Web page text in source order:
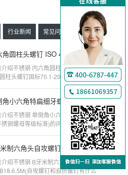
行业新闻 常见问题
角圆柱头螺钉 ISO 4762 09-04
绍不锈钢 内六角圆柱头螺钉 ISO
柱头螺钉国标70.1-2000)的问题，以
件小编对此问题的归纳整理，来看看
柱头螺丝 DIN912螺栓内六角圆柱头螺
标号是什么内六角圆柱头螺丝
上就是小编对于不锈钢 内六角圆
角小六角特扁细牙螺母 GB 808 09-04
绍不锈钢 单倒角小六角特扁细牙螺
钢螺母等级标准)的问题，以下是万
对此问题的归纳整理，来看看吧。六角
不锈钢螺母等级简介六角螺母规格表你
母规格表主要有：M3、M4、M5、
等等，还有一种，有分英制，美制的
不锈钢 B牙米制六角头自攻螺钉 ASME/ANSI B18.6.5M 09-04
绍不锈钢 B牙米制六角头自攻螺钉
自攻螺钉和自挤螺钉有什么